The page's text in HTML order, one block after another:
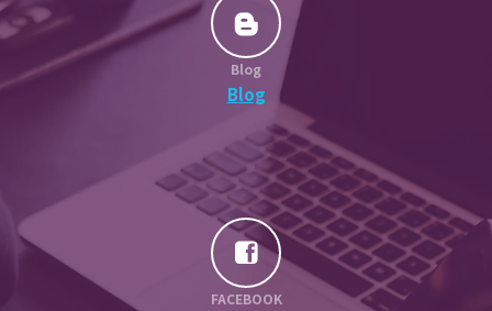
Blog
Blog
FACEBOOK